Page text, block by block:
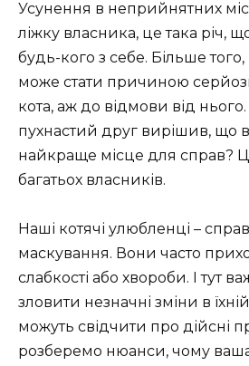
Усунення в неприйнятних
ліжку власника, це така річ,
будь-кого з себе. Більше
може стати причиною
кота, аж до відмови від
пухнастий друг вирішив, що
найкраще місце для справ?
багатьох власників.
Наші котячі улюбленці –
маскування. Вони часто
слабкості або хвороби. І тут
зловити незначні зміни в
можуть свідчити про дійсні
розберемо нюанси, чому